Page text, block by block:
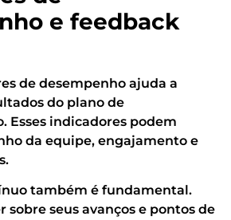
e feedback
de desempenho ajuda a
do plano de
Esses indicadores podem
da equipe, engajamento e
também é fundamental.
sobre seus avanços e pontos de